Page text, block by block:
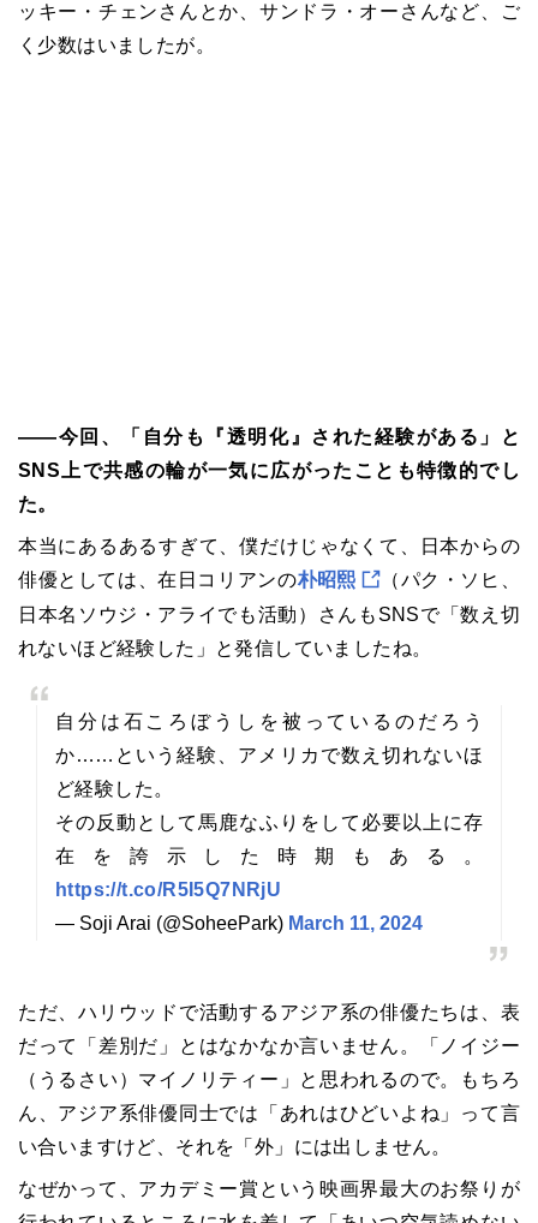
ッキー・チェンさんとか、サンドラ・オーさんなど、ご
く少数はいましたが。
――今回、「自分も『透明化』された経験がある」と
SNS上で共感の輪が一気に広がったことも特徴的でし
た。
本当にあるあるすぎて、僕だけじゃなくて、日本からの
俳優としては、在日コリアンの朴昭熙
（パク・ソヒ、
日本名ソウジ・アライでも活動 ）さんもSNSで「数え切
れないほど経験した 」と発信していましたね。
自分は石ころぼうしを被っているのだろう
か……という経験、アメリカで数え切れないほ
ど経験した。
その反動として馬鹿なふりをして必要以上に存
在を誇示した時期もある。
https://t.co/R5I5Q7NRjU
— Soji Arai (@SoheePark) March 11, 2024
ただ、ハリウッドで活動するアジア系の俳優たちは、表
だって「差別だ」とはなかなか言いません。「ノイジー
（うるさい）マイノリティー」と思われるので。もちろ
ん、アジア系俳優同士では「あれはひどいよね」って言
い合いますけど、それを「外」には出しません。
なぜかって、アカデミー賞という映画界最大のお祭りが